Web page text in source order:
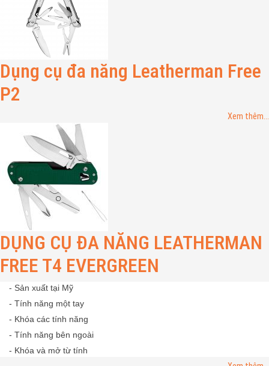
Dụng cụ đa năng Leatherman Free
P2
Xem thêm...
DỤNG CỤ ĐA NĂNG LEATHERMAN
FREE T4 EVERGREEN
- Sản xuất tại Mỹ
- Tính năng một tay
- Khóa các tính năng
- Tính năng bên ngoài
- Khóa và mở từ tính